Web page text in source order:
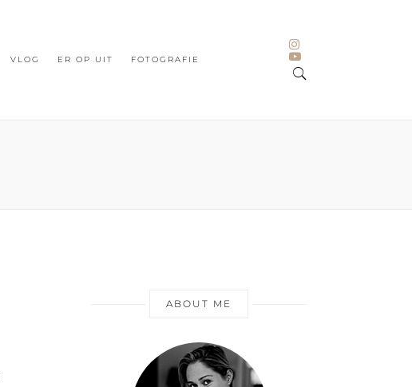
VLOG ER OP UIT FOTOGRAFIE
ABOUT ME